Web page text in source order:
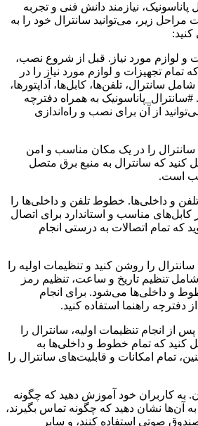
نیازمند دانش فنی و تجربه
مراحل زیر، می‌توانید سانترال خود را به
و لوازم مورد نیاز. قبل از شروع نصب،
تمام تجهیزات و لوازم مورد نیاز را در
شامل سانترال، تلفن‌ها، کابل‌ها، آداپتورها،
به همراه دفترچه
از آن برای نصب و راه‌اندازی
را در یک مکان مناسب و امن
کنید که سانترال به منبع برق متصل
است.
و داخلی‌ها. خطوط تلفن و داخلی‌ها را
کابل‌های مناسب و استاندارد برای اتصال
که تمام اتصالات به درستی انجام
را روشن کنید و تنظیمات اولیه را
شامل تنظیم تاریخ و ساعت، تنظیم رمز
و داخلی‌ها می‌شود. برای انجام
دفترچه راهنما استفاده کنید.
از انجام تنظیمات اولیه، سانترال را
کنید که تمام خطوط و داخلی‌ها به
تمام امکانات و قابلیت‌های سانترال را
به کاربران خود آموزش دهید که چگونه
به آن‌ها نشان دهید که چگونه تماس بگیرند،
صوتی استفاده کنند، و سایر